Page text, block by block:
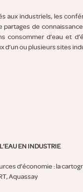
aux industriels, les
partages de
consommer d’eau et
d’un ou plusieurs sites
EN INDUSTRIE
d’économie : la
Aquassay